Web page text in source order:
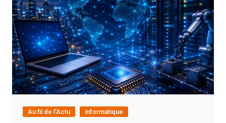
Au fil de l'Actu informatique